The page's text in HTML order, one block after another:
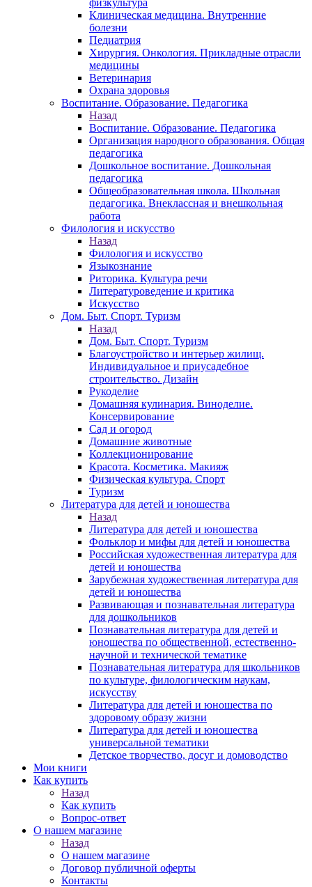
физкультура
Клиническая медицина. Внутренние
болезни
Педиатрия
Хирургия. Онкология. Прикладные отрасли
медицины
Ветеринария
Охрана здоровья
Воспитание. Образование. Педагогика
Назад
Воспитание. Образование. Педагогика
Организация народного образования. Общая
педагогика
Дошкольное воспитание. Дошкольная
педагогика
Общеобразовательная школа. Школьная
педагогика. Внеклассная и внешкольная
работа
Филология и искусство
Назад
Филология и искусство
Языкознание
Риторика. Культура речи
Литературоведение и критика
Искусство
Дом. Быт. Спорт. Туризм
Назад
Дом. Быт. Спорт. Туризм
Благоустройство и интерьер жилищ.
Индивидуальное и приусадебное
строительство. Дизайн
Рукоделие
Домашняя кулинария. Виноделие.
Консервирование
Сад и огород
Домашние животные
Коллекционирование
Красота. Косметика. Макияж
Физическая культура. Спорт
Туризм
Литература для детей и юношества
Назад
Литература для детей и юношества
Фольклор и мифы для детей и юношества
Российская художественная литература для
детей и юношества
Зарубежная художественная литература для
детей и юношества
Развивающая и познавательная литература
для дошкольников
Познавательная литература для детей и
юношества по общественной, естественно-
научной и технической тематике
Познавательная литература для школьников
по культуре, филологическим наукам,
искусству
Литература для детей и юношества по
здоровому образу жизни
Литература для детей и юношества
универсальной тематики
Детское творчество, досуг и домоводство
Мои книги
Как купить
Назад
Как купить
Вопрос-ответ
О нашем магазине
Назад
О нашем магазине
Договор публичной оферты
Контакты